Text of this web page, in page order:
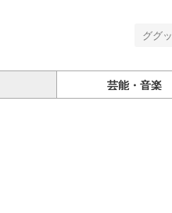
芸能・音楽